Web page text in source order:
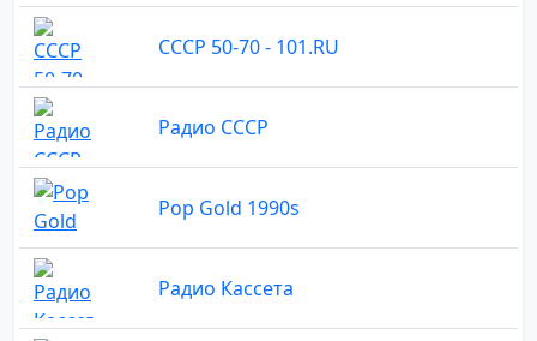
СССР 50-70 - 101.RU
Радио СССР
Pop Gold 1990s
Радио Кассета